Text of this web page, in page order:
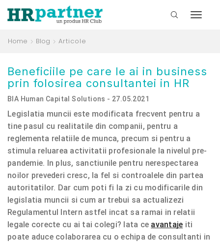
Home Blog Articole
​Beneficiile pe care le ai in business
prin folosirea consultantei in HR
BIA Human Capital Solutions - 27.05.2021
Legislatia muncii este modificata frecvent pentru a
tine pasul cu realitatile din companii, pentru a
reglementa relatiile de munca, precum si pentru a
stimula reluarea activitatii profesionale la nivelul pre-
pandemie. In plus, sanctiunile pentru nerespectarea
noilor prevederi cresc, la fel si controalele din partea
autoritatilor. Dar cum poti fi la zi cu modificarile din
legislatia muncii si cum ar trebui sa actualizezi
Regulamentul Intern astfel incat sa ramai in relatii
legale corecte cu ai tai colegi? Iata ce avantaje iti
poate aduce colaborarea cu o echipa de consultanti in